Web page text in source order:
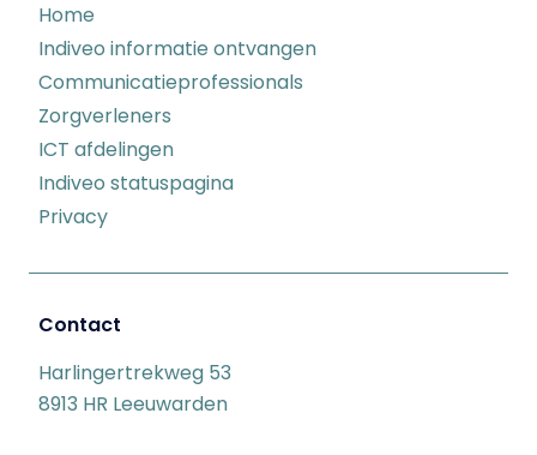
Home
Indiveo informatie ontvangen
Communicatieprofessionals
Zorgverleners
ICT afdelingen
Indiveo statuspagina
Privacy
Contact
Harlingertrekweg 53
8913 HR Leeuwarden